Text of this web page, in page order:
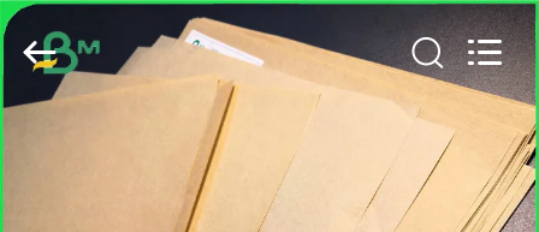
PRODUCTEN
GUANGZHOU
BMPAPER
CO.,
LTD..
Reserved.